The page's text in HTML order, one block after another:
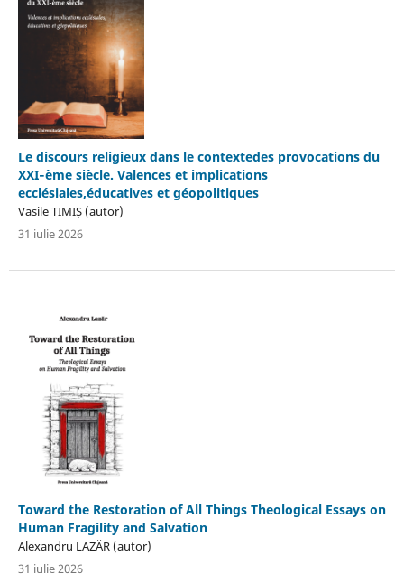
Le discours religieux dans le contextedes provocations du
XXI‐ème siècle. Valences et implications
ecclésiales,éducatives et géopolitiques
Vasile TIMIȘ (autor)
31 iulie 2026
Toward the Restoration of All Things Theological Essays on
Human Fragility and Salvation
Alexandru LAZĂR (autor)
31 iulie 2026